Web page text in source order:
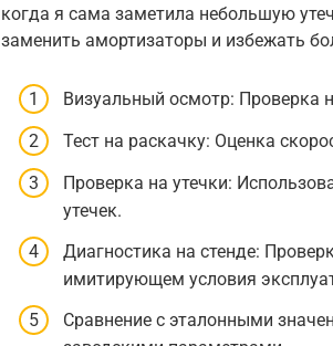
когда я сама заметила небольшую
заменить амортизаторы и избежать
Визуальный осмотр: Проверка
Тест на раскачку: Оценка
Проверка на утечки:
утечек.
Диагностика на стенде:
имитирующем условия
Сравнение с эталонными